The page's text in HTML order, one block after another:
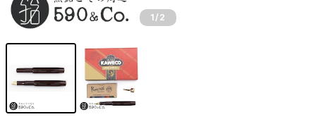
1 /2